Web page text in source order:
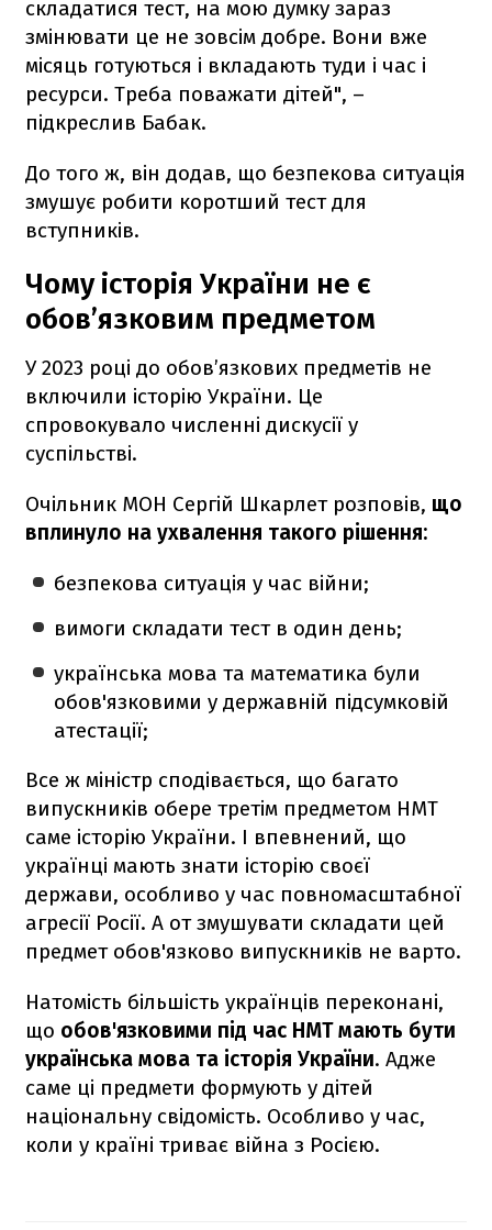
складатися тест, на мою думку зараз
змінювати це не зовсім добре. Вони вже
місяць готуються і вкладають туди і час і
ресурси. Треба поважати дітей", –
підкреслив Бабак.
До того ж, він додав, що безпекова ситуація
змушує робити коротший тест для
вступників.
Чому історія України не є
обов’язковим предметом
У 2023 році до обов’язкових предметів не
включили історію України. Це
спровокувало численні дискусії у
суспільстві.
Очільник МОН Сергій Шкарлет розповів, що
вплинуло на ухвалення такого рішення:
безпекова ситуація у час війни;
вимоги складати тест в один день;
українська мова та математика були
обов'язковими у державній підсумковій
атестації;
Все ж міністр сподівається, що багато
випускників обере третім предметом НМТ
саме історію України. І впевнений, що
українці мають знати історію своєї
держави, особливо у час повномасштабної
агресії Росії. А от змушувати складати цей
предмет обов'язково випускників не варто.
Натомість більшість українців переконані,
що обов'язковими під час НМТ мають бути
українська мова та історія України. Адже
саме ці предмети формують у дітей
національну свідомість. Особливо у час,
коли у країні триває війна з Росією.